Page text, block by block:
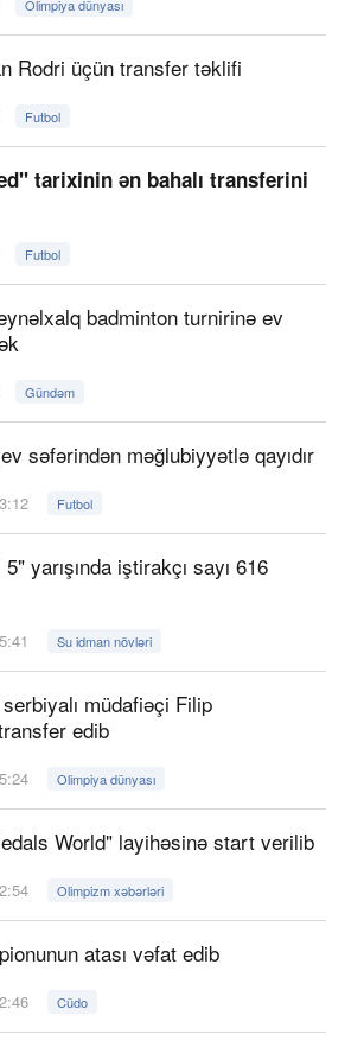
Olimpiya dünyası
Rodri üçün transfer təklifi
Futbol
tarixinin ən bahalı transferini
Futbol
badminton turnirinə ev
Gündəm
səfərindən məğlubiyyətlə qayıdır
Futbol
yarışında iştirakçı sayı 616
Su idman növləri
müdafiəçi Filip
edib
Olimpiya dünyası
World" layihəsinə start verilib
Olimpizm xəbərləri
atası vəfat edib
Cüdo